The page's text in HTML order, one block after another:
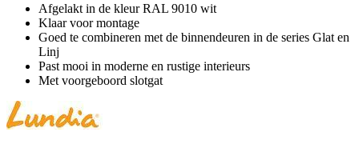
Afgelakt in de kleur RAL 9010 wit
Klaar voor montage
Goed te combineren met de binnendeuren in de series Glat en
Linj
Past mooi in moderne en rustige interieurs
Met voorgeboord slotgat